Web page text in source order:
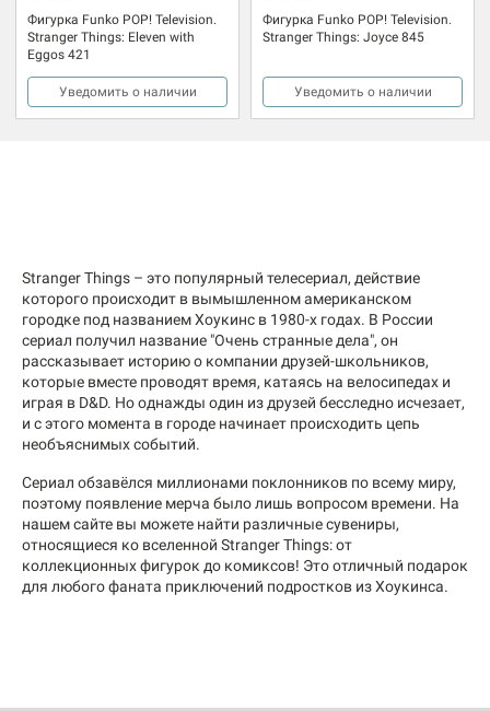
Фигурка Funko POP! Television.
Stranger Things: Eleven with
Eggos 421
Уведомить о наличии
Фигурка Funko POP! Television.
Stranger Things: Joyce 845
Уведомить о наличии
Stranger Things – это популярный телесериал, действие
которого происходит в вымышленном американском
городке под названием Хоукинс в 1980-х годах. В России
сериал получил название "Очень странные дела", он
рассказывает историю о компании друзей-школьников,
которые вместе проводят время, катаясь на велосипедах и
играя в D&D. Но однажды один из друзей бесследно исчезает,
и с этого момента в городе начинает происходить цепь
необъяснимых событий.
Сериал обзавёлся миллионами поклонников по всему миру,
поэтому появление мерча было лишь вопросом времени. На
нашем сайте вы можете найти различные сувениры,
относящиеся ко вселенной Stranger Things: от
коллекционных фигурок до комиксов! Это отличный подарок
для любого фаната приключений подростков из Хоукинса.